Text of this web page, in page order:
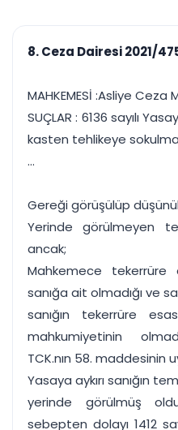
Duruşma ve görev
takvimi
Bildirim
Süreleri asla
Tek panelde uçtan uca
8. Ceza Dairesi 2021/
MAHKEMESİ :Asliye Ceza
SUÇLAR : 6136 sayılı
kasten tehlikeye
...
Gereği görüşülüp
Yerinde görülmeyen
ancak;
Mahkemece tekerrüre
sanığa ait olmadığı ve
sanığın tekerrüre
mahkumiyetinin
TCK.nın 58. maddesinin
Yasaya aykırı sanığın
yerinde görülmüş
sebepten dolayı 1412